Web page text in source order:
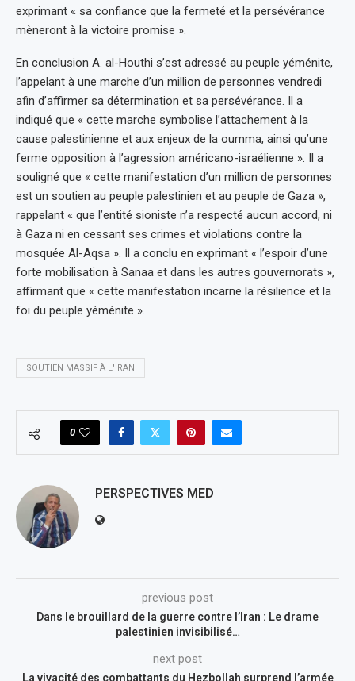
exprimant « sa confiance que la fermeté et la persévérance
mèneront à la victoire promise ».
En conclusion A. al-Houthi s’est adressé au peuple yéménite,
l’appelant à une marche d’un million de personnes vendredi
afin d’affirmer sa détermination et sa persévérance. Il a
indiqué que « cette marche symbolise l’attachement à la
cause palestinienne et aux enjeux de la oumma, ainsi qu’une
ferme opposition à l’agression américano-israélienne ». Il a
souligné que « cette manifestation d’un million de personnes
est un soutien au peuple palestinien et au peuple de Gaza »,
rappelant « que l’entité sioniste n’a respecté aucun accord, ni
à Gaza ni en cessant ses crimes et violations contre la
mosquée Al-Aqsa ». Il a conclu en exprimant « l’espoir d’une
forte mobilisation à Sanaa et dans les autres gouvernorats »,
affirmant que « cette manifestation incarne la résilience et la
foi du peuple yéménite ».
SOUTIEN MASSIF À L'IRAN
0
PERSPECTIVES MED
previous post
Dans le brouillard de la guerre contre l’Iran : Le drame
palestinien invisibilisé…
next post
La vivacité des combattants du Hezbollah surprend l’armée